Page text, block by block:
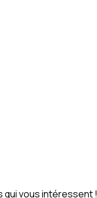
vous intéressent !